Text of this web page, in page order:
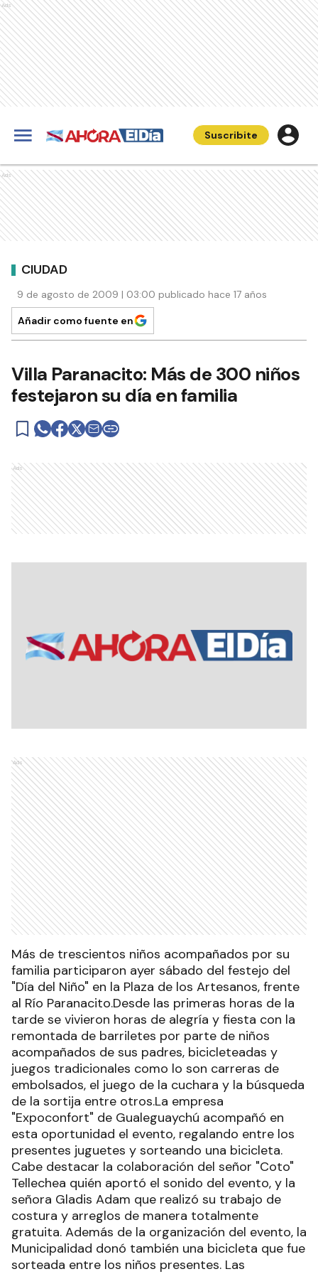
Ads
Suscribite
Ads
CIUDAD
9 de agosto de 2009 | 03:00 publicado hace 17 años
Añadir como fuente en
Villa Paranacito: Más de 300 niños
festejaron su día en familia
Ads
Ads
Más de trescientos niños acompañados por su
familia participaron ayer sábado del festejo del
"Día del Niño" en la Plaza de los Artesanos, frente
al Río Paranacito.Desde las primeras horas de la
tarde se vivieron horas de alegría y fiesta con la
remontada de barriletes por parte de niños
acompañados de sus padres, bicicleteadas y
juegos tradicionales como lo son carreras de
embolsados, el juego de la cuchara y la búsqueda
de la sortija entre otros.La empresa
"Expoconfort" de Gualeguaychú acompañó en
esta oportunidad el evento, regalando entre los
presentes juguetes y sorteando una bicicleta.
Cabe destacar la colaboración del señor "Coto"
Tellechea quién aportó el sonido del evento, y la
señora Gladis Adam que realizó su trabajo de
costura y arreglos de manera totalmente
gratuita. Además de la organización del evento, la
Municipalidad donó también una bicicleta que fue
sorteada entre los niños presentes. Las